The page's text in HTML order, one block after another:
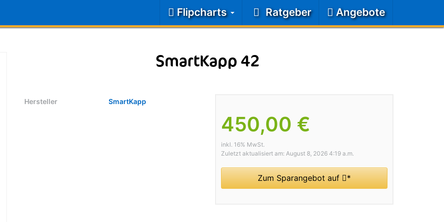
Flipcharts Ratgeber Angebote
SmartKapp 42
450,00 €
inkl. 16% MwSt.
Zuletzt aktualisiert am: August 8, 2026 4:19 a.m.
Zum Sparangebot auf *
Hersteller SmartKapp